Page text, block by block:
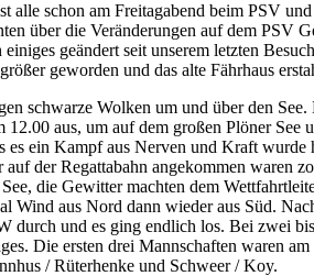
alle schon am Freitagabend beim PSV
über die Veränderungen auf dem PSV
einiges geändert seit unserem letzten
geworden und das alte Fährhaus
schwarze Wolken um und über den
12.00 aus, um auf dem großen Plöner See
es ein Kampf aus Nerven und Kraft wurde
der Regattabahn angekommen waren
die Gewitter machten dem
Wind aus Nord dann wieder aus Süd.
durch und es ging endlich los. Bei zwei
Die ersten drei Mannschaften waren
/ Rüterhenke und Schweer / Koy.